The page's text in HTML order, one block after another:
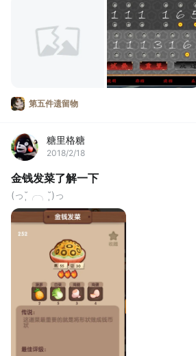
第五件遗留物
糖里格糖
2018/2/18
金钱发菜了解一下
(っ˘̩╭╮˘̩)っ